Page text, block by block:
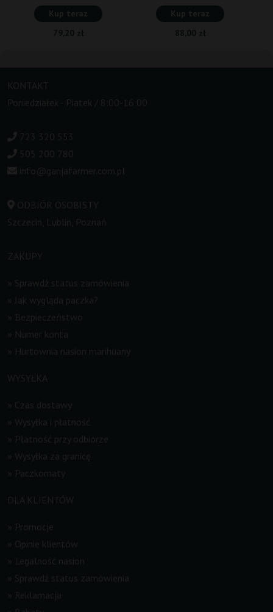
Kup teraz
79,20 zł
Kup teraz
88,00 zł
KONTAKT
Poniedziałek - Piatek / 8:00-16:00
723 320 553
505 200 780
info@ganjafarmer.com.pl
ODBIÓR OSOBISTY
Szczecin, Lublin, Poznań
ZAKUPY
Sprawdź status zamówienia
Jak wygląda paczka?
Bezpieczeństwo
Numer konta
Hurtownia nasion marihuany
WYSYŁKA
Czas dostawy
Wysyłka i płatność
Płatność przy odbiorze
Wysyłka za granicę
Paczkomaty
DLA KLIENTÓW
Promocje
Opinie klientów
Legalność nasion
Sprawdź status zamówienia
Reklamacja